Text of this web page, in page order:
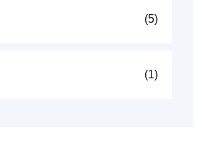
(5)
(1)